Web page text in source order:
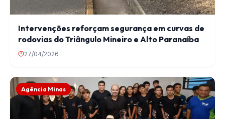
Intervenções reforçam segurança em curvas de
rodovias do Triângulo Mineiro e Alto Paranaíba
27/04/2026
Agência Minas